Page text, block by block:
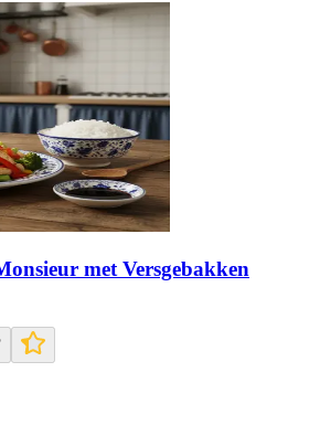
met Versgebakken